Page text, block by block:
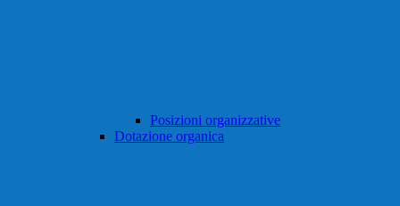
Posizioni organizzative
Dotazione organica